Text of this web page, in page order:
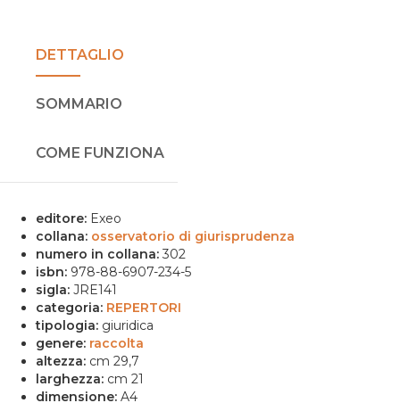
DETTAGLIO
SOMMARIO
COME FUNZIONA
editore: Exeo
collana: osservatorio di giurisprudenza
numero in collana: 302
isbn: 978-88-6907-234-5
sigla: JRE141
categoria: REPERTORI
tipologia: giuridica
genere: raccolta
altezza: cm 29,7
larghezza: cm 21
dimensione: A4